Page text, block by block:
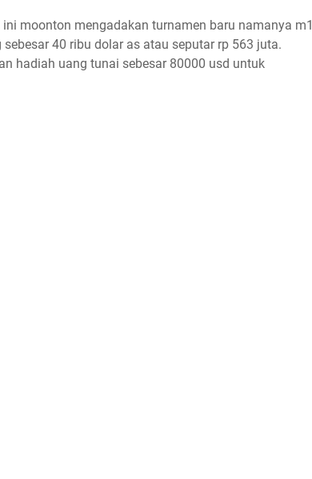
moonton mengadakan turnamen baru namanya m1
40 ribu dolar as atau seputar rp 563 juta.
hadiah uang tunai sebesar 80000 usd untuk